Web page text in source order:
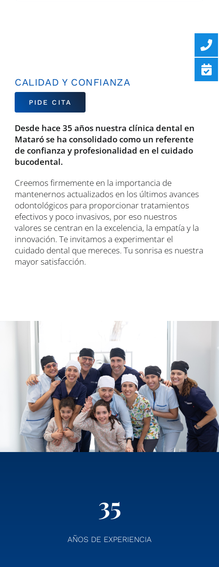
CALIDAD Y CONFIANZA
PIDE CITA
Desde hace 35 años nuestra clínica dental en
Mataró se ha consolidado como un referente
de confianza y profesionalidad en el cuidado
bucodental.
Creemos firmemente en la importancia de
mantenernos actualizados en los últimos avances
odontológicos para proporcionar tratamientos
efectivos y poco invasivos, por eso nuestros
valores se centran en la excelencia, la empatía y la
innovación. Te invitamos a experimentar el
cuidado dental que mereces. Tu sonrisa es nuestra
mayor satisfacción.
35
AÑOS DE EXPERIENCIA